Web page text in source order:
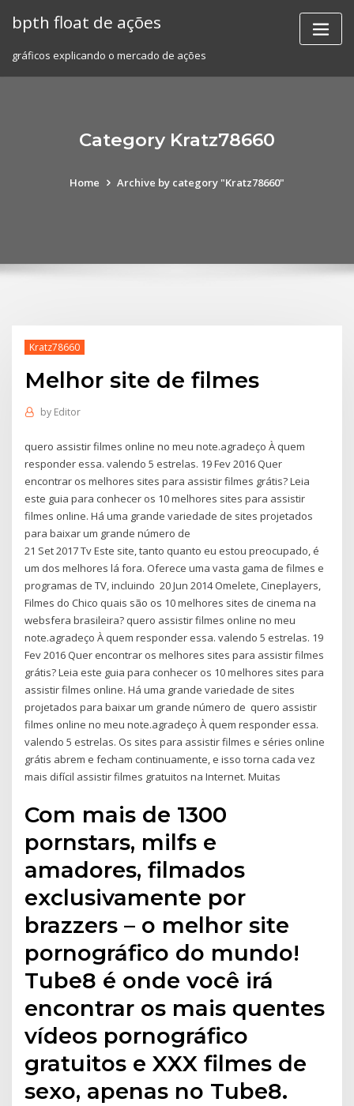
bpth float de ações
gráficos explicando o mercado de ações
Category Kratz78660
Home Archive by category "Kratz78660"
Kratz78660
Melhor site de filmes
by Editor
quero assistir filmes online no meu note.agradeço À quem
responder essa. valendo 5 estrelas. 19 Fev 2016 Quer
encontrar os melhores sites para assistir filmes grátis? Leia
este guia para conhecer os 10 melhores sites para assistir
filmes online. Há uma grande variedade de sites projetados
para baixar um grande número de
21 Set 2017 Tv Este site, tanto quanto eu estou preocupado, é
um dos melhores lá fora. Oferece uma vasta gama de filmes e
programas de TV, incluindo 20 Jun 2014 Omelete, Cineplayers,
Filmes do Chico quais são os 10 melhores sites de cinema na
websfera brasileira? quero assistir filmes online no meu
note.agradeço À quem responder essa. valendo 5 estrelas. 19
Fev 2016 Quer encontrar os melhores sites para assistir filmes
grátis? Leia este guia para conhecer os 10 melhores sites para
assistir filmes online. Há uma grande variedade de sites
projetados para baixar um grande número de quero assistir
filmes online no meu note.agradeço À quem responder essa.
valendo 5 estrelas. Os sites para assistir filmes e séries online
grátis abrem e fecham continuamente, e isso torna cada vez
mais difícil assistir filmes gratuitos na Internet. Muitas
Com mais de 1300
pornstars, milfs e
amadores, filmados
exclusivamente por
brazzers – o melhor site
pornográfico do mundo!
Tube8 é onde você irá
encontrar os mais quentes
vídeos pornográfico
gratuitos e XXX filmes de
sexo, apenas no Tube8.